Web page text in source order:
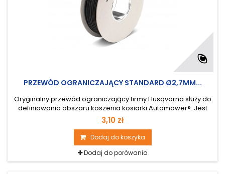
PRZEWÓD OGRANICZAJĄCY STANDARD Ø2,7MM...
Oryginalny przewód ograniczający firmy Husqvarna służy do
definiowania obszaru koszenia kosiarki Automower®. Jest
odpowiedni dla większości instalacji Automower®.
3,10 zł
Dodaj do koszyka
Dodaj do porówania